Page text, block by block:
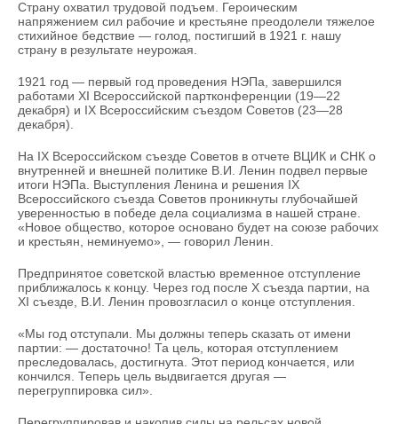
Страну охватил трудовой подъем. Героическим
напряжением сил рабочие и крестьяне преодолели тяжелое
стихийное бедствие — голод, постигший в 1921 г. нашу
страну в результате неурожая.
1921 год — первый год проведения НЭПа, завершился
работами XI Всероссийской партконференции (19—22
декабря) и IX Всероссийским съездом Советов (23—28
декабря).
На IX Всероссийском съезде Советов в отчете ВЦИК и СНК о
внутренней и внешней политике В.И. Ленин подвел первые
итоги НЭПа. Выступления Ленина и решения IX
Всероссийского съезда Советов проникнуты глубочайшей
уверенностью в победе дела социализма в нашей стране.
«Новое общество, которое основано будет на союзе рабочих
и крестьян, неминуемо», — говорил Ленин.
Предпринятое советской властью временное отступление
приближалось к концу. Через год после X съезда партии, на
XI съезде, В.И. Ленин провозгласил о конце отступления.
«Мы год отступали. Мы должны теперь сказать от имени
партии: — достаточно! Та цель, которая отступлением
преследовалась, достигнута. Этот период кончается, или
кончился. Теперь цель выдвигается другая —
перегруппировка сил».